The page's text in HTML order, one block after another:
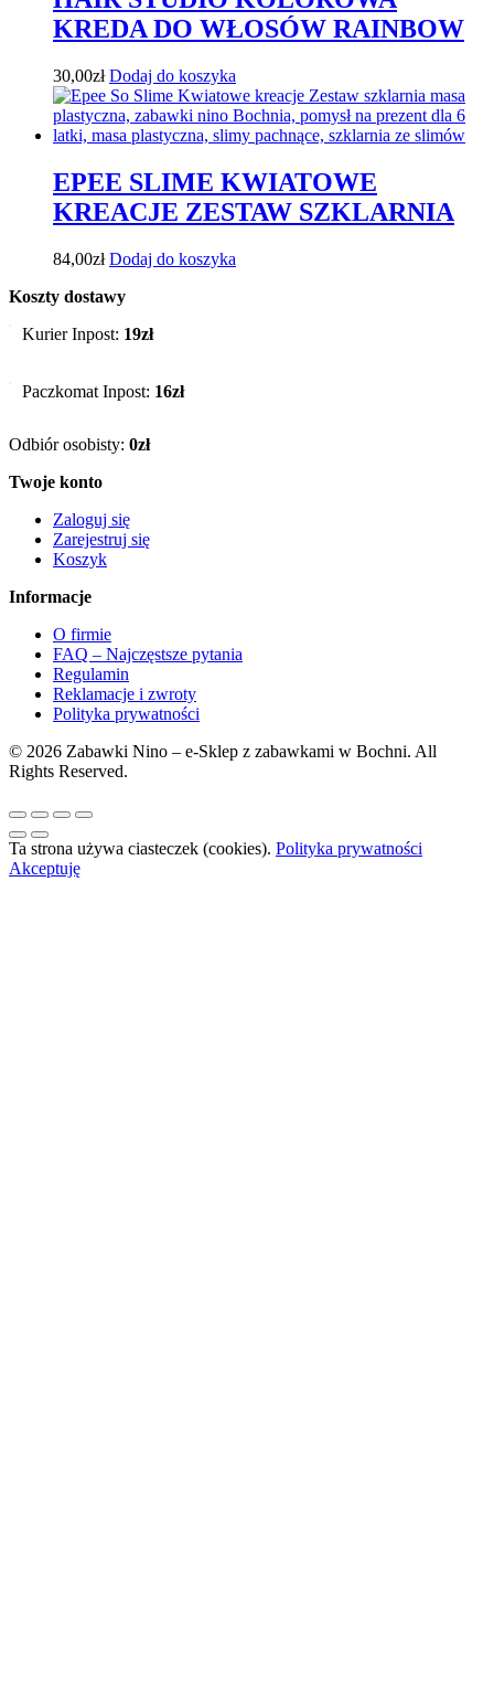
KREDA DO WŁOSÓW RAINBOW
30,00zł Dodaj do koszyka
EPEE SLIME KWIATOWE
KREACJE ZESTAW SZKLARNIA
84,00zł Dodaj do koszyka
Koszty dostawy
Kurier Inpost: 19zł
Paczkomat Inpost: 16zł
Odbiór osobisty: 0zł
Twoje konto
Zaloguj się
Zarejestruj się
Koszyk
Informacje
O firmie
FAQ – Najczęstsze pytania
Regulamin
Reklamacje i zwroty
Polityka prywatności
© 2026 Zabawki Nino – e-Sklep z zabawkami w Bochni. All
Rights Reserved.
Ta strona używa ciasteczek (cookies). Polityka prywatności
Akceptuję